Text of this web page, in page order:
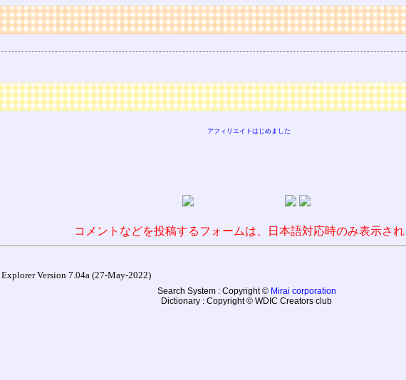
アフィリエイトはじめました
コメントなどを投稿するフォームは、日本語対応時のみ表示さ
Version 7.04a (27-May-2022)
Search System : Copyright © Mirai corporation
Dictionary : Copyright © WDIC Creators club